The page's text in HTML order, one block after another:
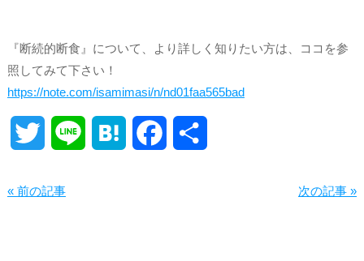
『断続的断食』について、より詳しく知りたい方は、ココを参
照してみて下さい！
https://note.com/isamimasi/n/nd01faa565bad
Twitter Line Hatena Facebook
« 前の記事
次の記事 »